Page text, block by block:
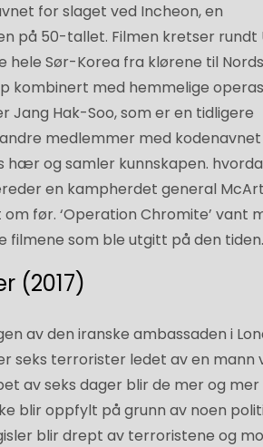
for slaget ved Incheon, en
på 50-tallet. Filmen kretser rundt
hele Sør-Korea fra klørene til
kombinert med hemmelige
Hak-Soo, som er en tidligere
medlemmer med kodenavnet
og samler kunnskapen.
en kampherdet general
før. ‘Operation Chromite’ vant
filmene som ble utgitt på den
(2017)
av den iranske ambassaden i
seks terrorister ledet av en mann
av seks dager blir de mer og mer
blir oppfylt på grunn av noen
blir drept av terroristene og